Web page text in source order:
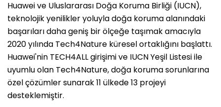
Huawei ve Uluslararası Doğa Koruma Birliği (IUCN),
teknolojik yenilikler yoluyla doğa koruma alanındaki
başarıları daha geniş bir ölçeğe taşımak amacıyla
2020 yılında Tech4Nature küresel ortaklığını başlattı.
Huawei'nin TECH4ALL girişimi ve IUCN Yeşil Listesi ile
uyumlu olan Tech4Nature, doğa koruma sorunlarına
özel çözümler sunarak 11 ülkede 13 projeyi
desteklemiştir.